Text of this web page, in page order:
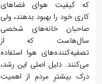
که کیفیت هوای فضاهای
کاری خود را بهبود بدهند، ولی
صاحبان خانه‌های شخصی
سال‌هاست که از
تصفیه‌کننده‌های هوا استفاده
می‌کنند. دلیل اصلی این رشد،
درک بیشترِ مردم از اهمیت